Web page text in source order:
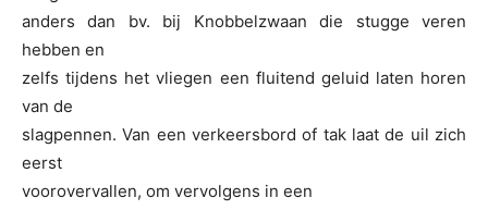
anders dan bv. bij Knobbelzwaan die stugge veren
hebben en
zelfs tijdens het vliegen een fluitend geluid laten horen
van de
slagpennen. Van een verkeersbord of tak laat de uil zich
eerst
voorovervallen, om vervolgens in een